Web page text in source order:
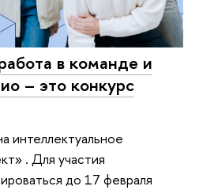
в команде и
– это конкурс
интеллектуальное
. Для участия
до 17 февраля